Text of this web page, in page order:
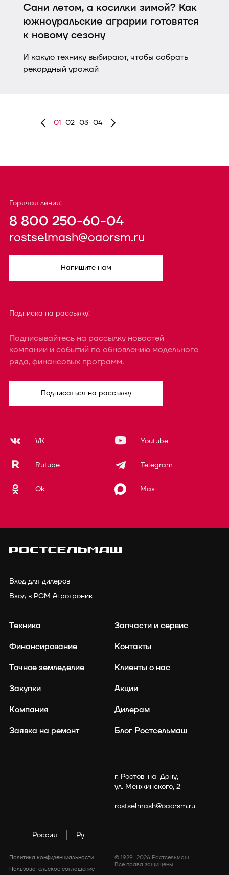
Сани летом, а косилки зимой? Как
южноуральские аграрии готовятся
к новому сезону
И какую технику выбирают, чтобы собрать
рекордный урожай
01 02 03 04
Горячая линия:
8 800 250-60-04
rostselmash@oaorsm.ru
Напишите нам
Подписка на рассылку:
Подписывайтесь на рассылку новостей
компании и событий по обновлению модельного
ряда, финансовых программ.
Подписаться на рассылку
VK Youtube
Rutube Telegram
Ok Max
Вход для дилеров
Вход в РСМ Агротроник
Техника
Финансирование
Точное земледелие
Закупки
Компания
Заявка на ремонт
Запчасти и сервис
Контакты
Клиенты о нас
Акции
Дилерам
Блог Ростсельмаш
rostselmash@oaorsm.ru
г. Ростов-на-Дону,
ул. Менжинского, 2
Россия Ру
Политика конфиденциальности
Пользовательское соглашение
© 1929–2026 Ростсельмаш.
Все права защищены
политикой cookies